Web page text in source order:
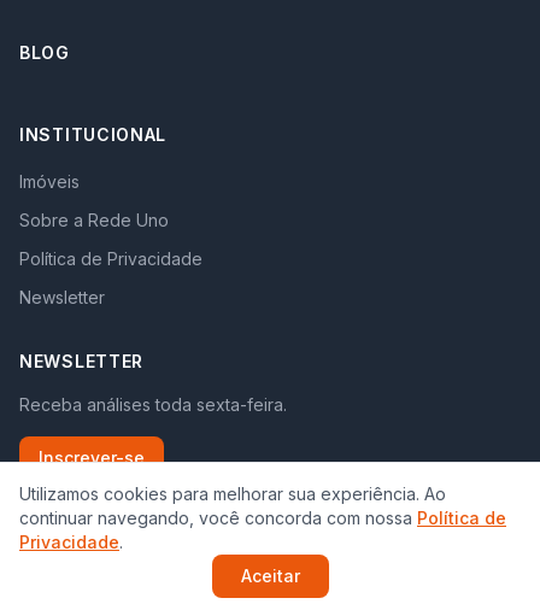
BLOG
INSTITUCIONAL
Imóveis
Sobre a Rede Uno
Política de Privacidade
Newsletter
NEWSLETTER
Receba análises toda sexta-feira.
Inscrever-se
Rede Uno. Todos os direitos reservados.
Utilizamos cookies para melhorar sua experiência. Ao
continuar navegando, você concorda com nossa Política de
Privacidade.
Aceitar